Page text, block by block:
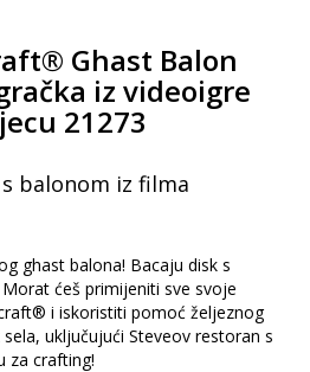
Ghast Balon
iz videoigre
21273
balonom iz filma
ghast balona! Bacaju disk s
ćeš primijeniti sve svoje
i iskoristiti pomoć željeznog
uključujući Steveov restoran s
za crafting!